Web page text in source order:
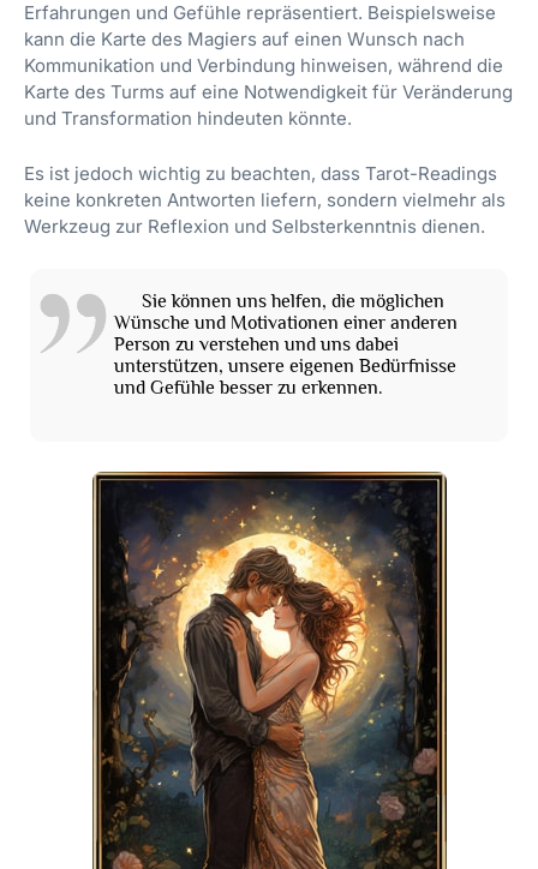
Erfahrungen und Gefühle repräsentiert. Beispielsweise
kann die Karte des Magiers auf einen Wunsch nach
Kommunikation und Verbindung hinweisen, während die
Karte des Turms auf eine Notwendigkeit für Veränderung
und Transformation hindeuten könnte.
Es ist jedoch wichtig zu beachten, dass Tarot-Readings
keine konkreten Antworten liefern, sondern vielmehr als
Werkzeug zur Reflexion und Selbsterkenntnis dienen.
Sie können uns helfen, die möglichen
Wünsche und Motivationen einer anderen
Person zu verstehen und uns dabei
unterstützen, unsere eigenen Bedürfnisse
und Gefühle besser zu erkennen.